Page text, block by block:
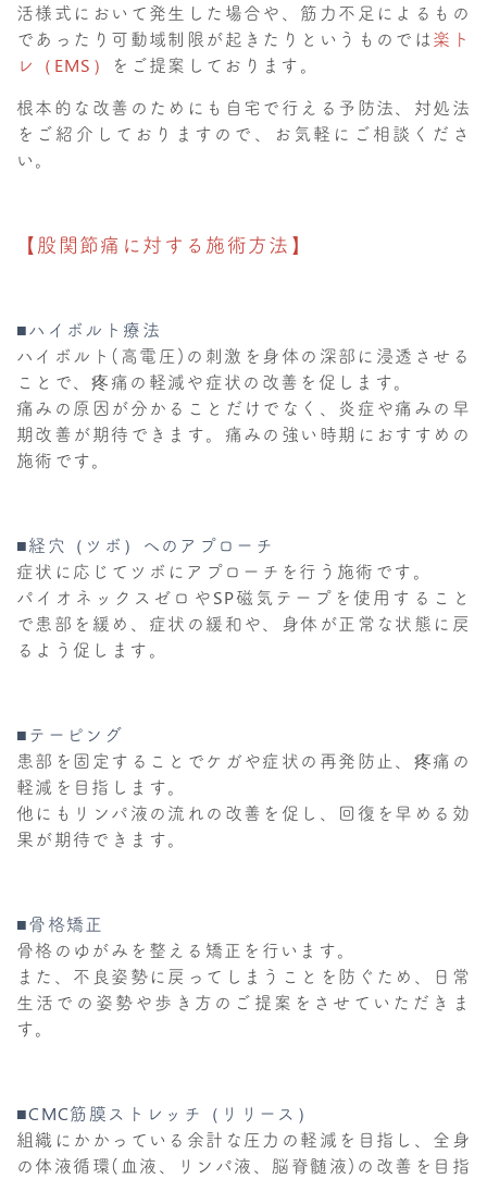
活様式において発生した場合や、筋力不足によるもの
であったり可動域制限が起きたりというものでは楽ト
レ（EMS）
をご提案しております。
根本的な改善のためにも自宅で行える予防法、対処法
をご紹介しておりますので、お気軽にご相談くださ
い。
【股関節痛に対する施術方法】
■ハイボルト療法
ハイボルト(高電圧)の刺激を身体の深部に浸透させる
ことで、疼痛の軽減や症状の改善を促します。
痛みの原因が分かることだけでなく、炎症や痛みの早
期改善が期待できます。痛みの強い時期におすすめの
施術です。
■経穴（ツボ）へのアプローチ
症状に応じてツボにアプローチを行う施術です。
パイオネックスゼロやSP磁気テープを使用すること
で患部を緩め、症状の緩和や、身体が正常な状態に戻
るよう促します。
■テーピング
患部を固定することでケガや症状の再発防止、疼痛の
軽減を目指します。
他にもリンパ液の流れの改善を促し、回復を早める効
果が期待できます。
■骨格矯正
骨格のゆがみを整える矯正を行います。
また、不良姿勢に戻ってしまうことを防ぐため、日常
生活での姿勢や歩き方のご提案をさせていただきま
す。
■CMC筋膜ストレッチ（リリース）
組織にかかっている余計な圧力の軽減を目指し、全身
の体液循環(血液、リンパ液、脳脊髄液)の改善を目指